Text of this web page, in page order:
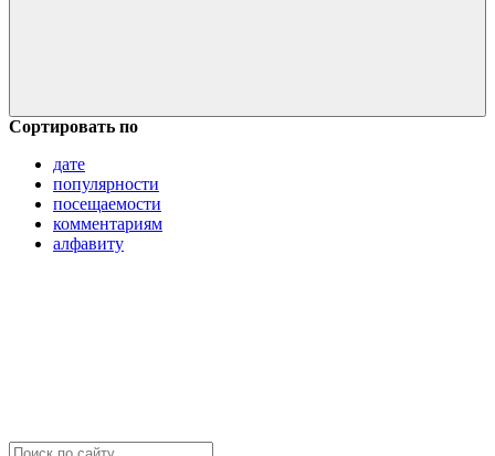
Сортировать по
дате
популярности
посещаемости
комментариям
алфавиту